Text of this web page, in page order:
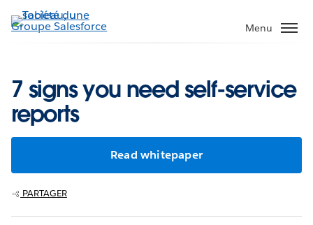
Aller
au
Menu
7 signs you need self-service
reports
Read whitepaper
PARTAGER